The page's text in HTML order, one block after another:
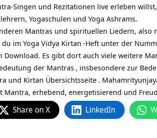
Singen und Rezitationen live erleben
Yogaschulen und Yoga Ashrams.
Mantras und spirituellen Liedern,
im Yoga Vidya Kirtan -Heft unter der
Download. Es gibt dort auch viele weitere
der Mantras , insbesondere zur
und Kirtan Übersichtsseite .
Mantra, erhebend, energetisierend und
Share on X LinkedIn